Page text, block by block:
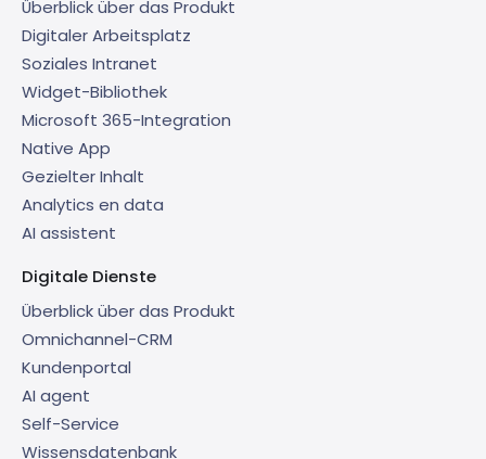
Überblick über das Produkt
Digitaler Arbeitsplatz
Soziales Intranet
Widget-Bibliothek
Microsoft 365-Integration
Native App
Gezielter Inhalt
Analytics en data
AI assistent
Digitale Dienste
Überblick über das Produkt
Omnichannel-CRM
Kundenportal
AI agent
Self-Service
Wissensdatenbank